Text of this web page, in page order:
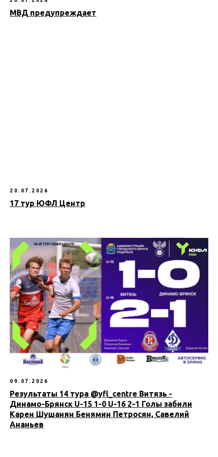
МВД предупреждает
20.07.2026
17 тур ЮФЛ Центр
09.07.2026
Результаты 14 тура @yfl_centre Витязь -
Динамо-Брянск U-15 1-0 U-16 2-1 Голы забили
Карен Шушанян Бенямин Петросян, Савелий
Ананьев